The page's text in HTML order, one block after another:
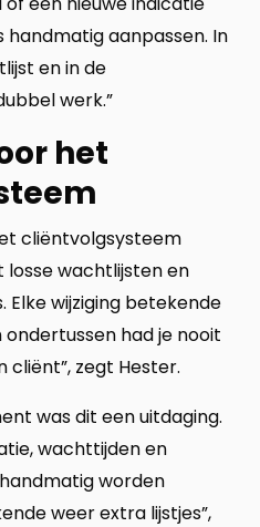
aanpassen. In
en in de
werk.”
het
cliëntvolgsysteem
wachtlijsten en
wijziging betekende
ondertussen had je nooit
zegt Hester.
was dit een uitdaging.
wachttijden en
worden
weer extra lijstjes”,